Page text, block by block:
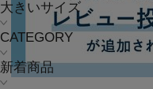
大きいサイズ
CATEGORY
新着商品